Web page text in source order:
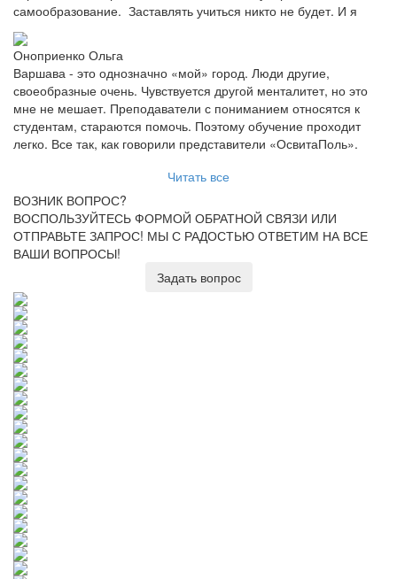
самообразование. Заставлять учиться никто не будет. И я
Оноприенко Ольга
Варшава - это однозначно «мой» город. Люди другие,
своеобразные очень. Чувствуется другой менталитет, но это
мне не мешает. Преподаватели с пониманием относятся к
студентам, стараются помочь. Поэтому обучение проходит
легко. Все так, как говорили представители «ОсвитаПоль».
Читать все
ВОЗНИК ВОПРОС?
ВОСПОЛЬЗУЙТЕСЬ ФОРМОЙ ОБРАТНОЙ СВЯЗИ ИЛИ
ОТПРАВЬТЕ ЗАПРОС! МЫ С РАДОСТЬЮ ОТВЕТИМ НА ВСЕ
ВАШИ ВОПРОСЫ!
Задать вопрос